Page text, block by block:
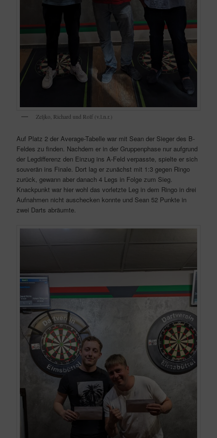
Zeljko, Richard und Rolf (v.l.n.r.)
Auf Platz 2 der Average-Tabelle war mit Sean der Sieger des B-
Feldes zu finden. Nachdem er in der Gruppenphase nur aufgrund
der Legdifferenz den Einzug ins A-Feld verpasste, spielte er sich
souverän ins Finale. Dort lag er zunächst mit 1:3 gegen Ringo
zurück, gewann aber danach 4 Legs in Folge zum Sieg.
Knackpunkt war hier wohl das vorletzte Leg in dem Ringo in drei
Aufnahmen nicht auschecken konnte und Sean 52 Punkte in
zwei Darts abräumte.